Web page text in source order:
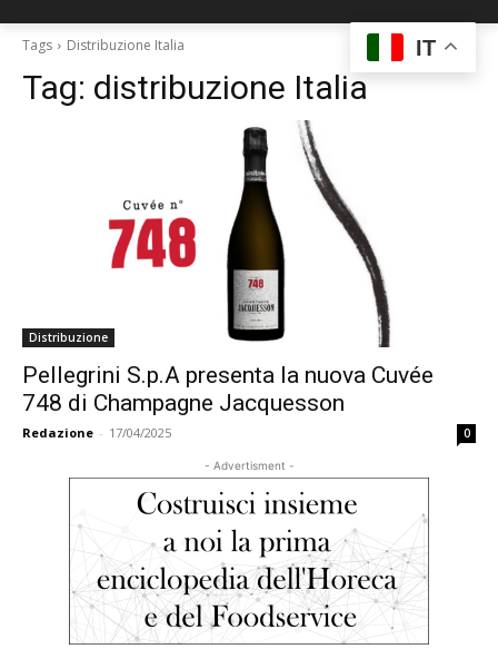
Tags Distribuzione Italia
Tag: distribuzione Italia
Distribuzione
Pellegrini S.p.A presenta la nuova Cuvée
748 di Champagne Jacquesson
Redazione - 17/04/2025 0
- Advertisment -
IT